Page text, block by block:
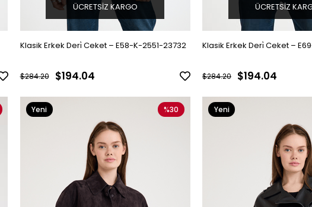
Klasik Erkek Deri̇ Ceket – E58-K-2551-23732
$194.04
$284.20
ÜCRETSIZ KARGO
Klasik Erkek
$194.04
$284.20
ÜCRETSIZ
%30
Yeni
Yeni